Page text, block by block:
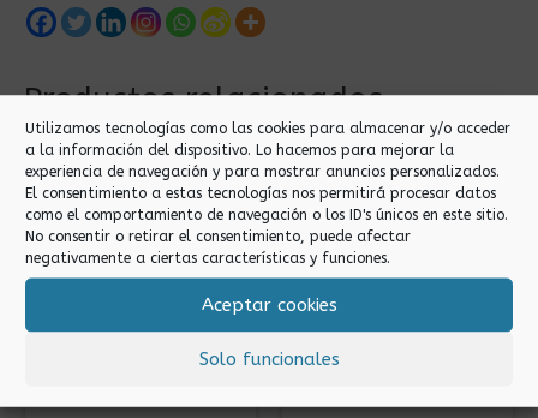
Utilizamos tecnologías como las cookies para almacenar y/o acceder
a la información del dispositivo. Lo hacemos para mejorar la
experiencia de navegación y para mostrar anuncios personalizados.
El consentimiento a estas tecnologías nos permitirá procesar datos
como el comportamiento de navegación o los ID's únicos en este sitio.
No consentir o retirar el consentimiento, puede afectar
negativamente a ciertas características y funciones.
Aceptar cookies
Solo funcionales
Productos relacionados